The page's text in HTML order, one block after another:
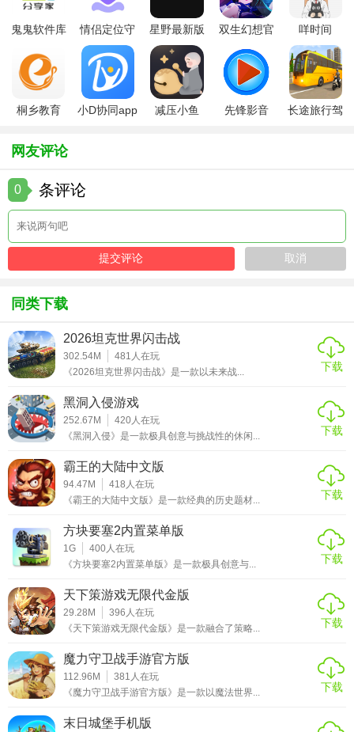
【火焰纹章英雄手游安卓正版优势】
品质和内容与系列作品一致。
2. 全球玩家互动：跨越语言和地域限制，与全球玩家交流战
术心得，体验多元文化的碰撞。
3. 持续更新：游戏定期推出新角色、新剧情和新活动，保持
游戏内容的新鲜度和长久吸引力。
4. 优化操作：针对移动设备进行了操作优化，即使在小屏幕
上也能流畅操作。
5. 社交功能：内置好友系统、公会系统，方便玩家组队交
流，共同挑战高难度副本。
【火焰纹章英雄手游安卓正版推荐】
对于喜爱策略游戏和《火焰纹章》系列的玩家来说，《火焰
纹章：英雄》无疑是不可错过的佳作。它不仅保留了系列的
核心玩法，还加入了创新的多人在线功能，为玩家提供了更
新故事，这款游戏都能满足你的需求。
鬼鬼软件库
情侣定位守
护软件
星野最新版
双生幻想官
咩时间
桐乡教育
小D协同app
减压小鱼
先锋影音
长途旅行驾
网友评论
0 条评论
同类下载
2026坦克世界闪击战
302.54M 481 人在玩
《2026坦克世界闪击战》是一款以未来战...
下载
黑洞入侵游戏
252.67M 420 人在玩
《黑洞入侵》是一款极具创意与挑战性的休闲...
下载
霸王的大陆中文版
94.47M 418 人在玩
《霸王的大陆中文版》是一款经典的历史题材...
下载
方块要塞2内置菜单版
1G 400 人在玩
《方块要塞2内置菜单版》是一款极具创意与...
下载
天下策游戏无限代金版
29.28M 396 人在玩
《天下策游戏无限代金版》是一款融合了策略...
下载
魔力守卫战手游官方版
112.96M 381 人在玩
《魔力守卫战手游官方版》是一款以魔法世界...
下载
末日城堡手机版